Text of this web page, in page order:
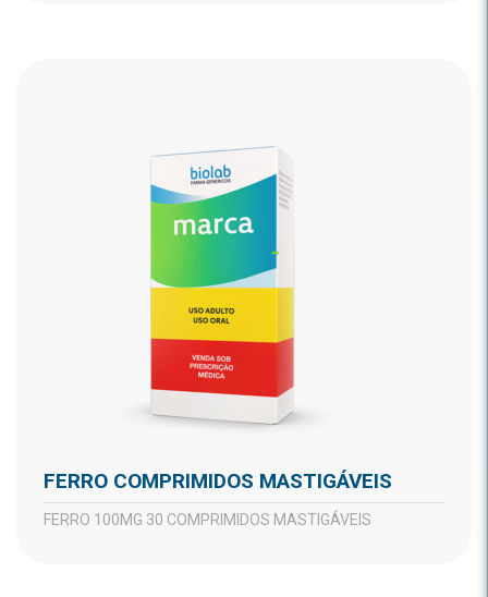
FERRO COMPRIMIDOS MASTIGÁVEIS
FERRO 100MG 30 COMPRIMIDOS MASTIGÁVEIS